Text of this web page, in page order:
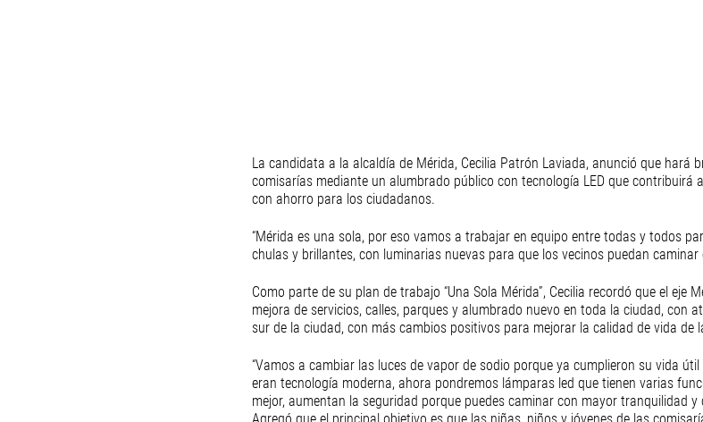
La candidata a la alcaldía de Mérida, Cecilia Patrón Laviada, anunció que hará
comisarías mediante un alumbrado público con tecnología LED que contribuirá
con ahorro para los ciudadanos.
“Mérida es una sola, por eso vamos a trabajar en equipo entre todas y todos
chulas y brillantes, con luminarias nuevas para que los vecinos puedan caminar
Como parte de su plan de trabajo “Una Sola Mérida”, Cecilia recordó que el eje
mejora de servicios, calles, parques y alumbrado nuevo en toda la ciudad, con
sur de la ciudad, con más cambios positivos para mejorar la calidad de vida de
“Vamos a cambiar las luces de vapor de sodio porque ya cumplieron su vida
eran tecnología moderna, ahora pondremos lámparas led que tienen varias
mejor, aumentan la seguridad porque puedes caminar con mayor tranquilidad y